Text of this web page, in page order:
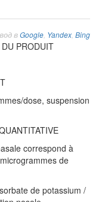
вGoogle Yandex Bing
PRODUIT
dose, suspension
correspond à
de
de potassium /